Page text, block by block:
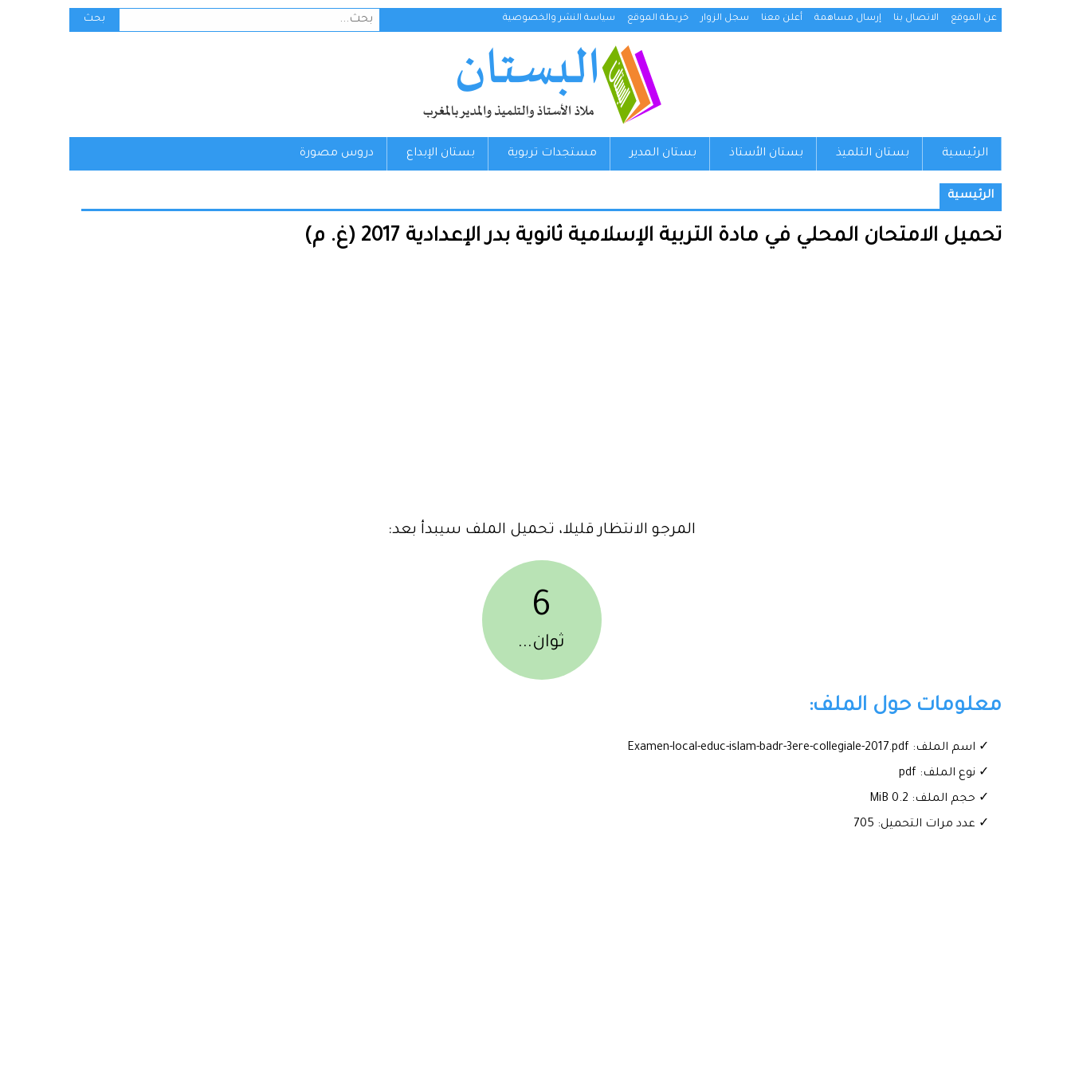
عن الموقع الاتصال بنا إرسال مساهمة أعلن معنا سجل الزوار خريطة الموقع سياسة النشر والخصوصية
البحث
عن:
بحث
الرئيسية بستان التلميذ بستان الأستاذ بستان المدير مستجدات تربوية بستان الإبداع دروس مصورة
الرئيسية
تحميل الامتحان المحلي في مادة التربية الإسلامية ثانوية بدر الإعدادية 2017 (غ. م)
المرجو الانتظار قليلا، تحميل الملف سيبدأ بعد:
6
ثوان...
معلومات حول الملف:
✓ اسم الملف: Examen-local-educ-islam-badr-3ere-collegiale-2017.pdf
✓ نوع الملف: pdf
✓ حجم الملف: 0.2 MiB
✓ عدد مرات التحميل: 705